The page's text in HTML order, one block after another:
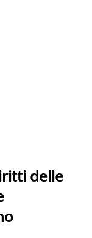
delle